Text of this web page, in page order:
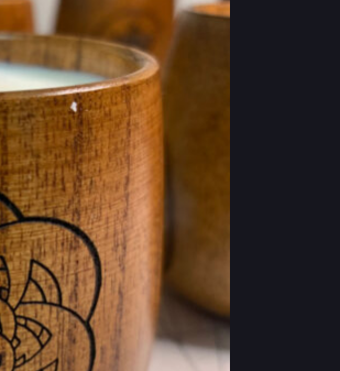
a la
lista de